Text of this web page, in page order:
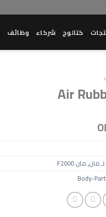
كتالوج شركاء وظائف
Air
لـ مان,مان F2000
Body-